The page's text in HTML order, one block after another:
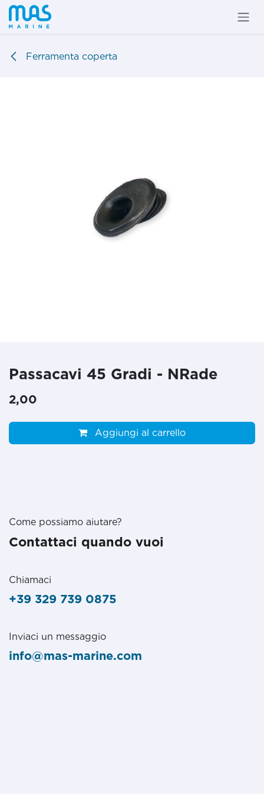
Passa al contenuto
Ferramenta coperta
Passacavi 45 Gradi - NRade
2,00
Aggiungi al carrello
Come possiamo aiutare?
Contattaci quando vuoi
Chiamaci
+39 329 739 0875
Inviaci un messaggio
info@mas-marine.com